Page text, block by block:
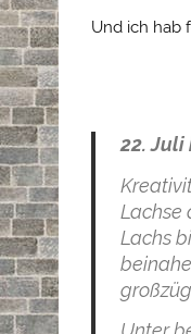
Und ich hab
22. Juli
Lachse
Lachs